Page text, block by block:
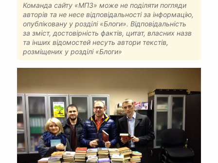
Команда сайту «МПЗ» може не поділяти погляди
авторів та не несе відповідальності за інформацію,
опубліковану у розділі «Блоги». Відповідальність
за зміст, достовірність фактів, цитат, власних назв
та інших відомостей несуть автори текстів,
розміщених у розділі «Блоги»